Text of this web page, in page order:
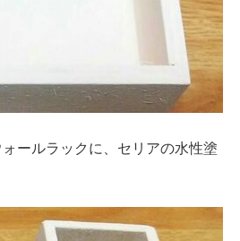
ールラックに、セリアの水性塗